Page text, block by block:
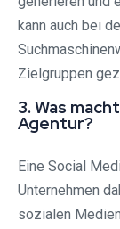
kann auch bei
Zielgruppen
3. Was
Agentur?
Eine Social
Unternehmen
sozialen